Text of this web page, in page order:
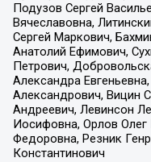
Подузов Сергей
Вячеславовна,
Сергей Маркович,
Анатолий Ефимович,
Петрович,
Александра
Александрович, Вицин
Андреевич, Левинсон
Иосифовна, Орлов
Федоровна, Резник
Константинович